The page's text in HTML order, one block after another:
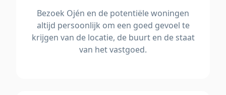
Bezoek Ojén en de potentiële woningen
altijd persoonlijk om een goed gevoel te
krijgen van de locatie, de buurt en de staat
van het vastgoed.